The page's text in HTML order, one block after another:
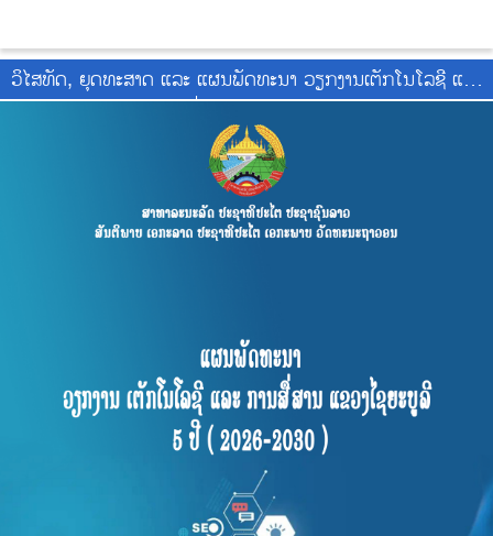
ວິໄສທັດ, ຍຸດທະສາດ ແລະ ແຜນພັດທະນາ ວຽກງານເຕັກໂນໂລຊີ ແລະ
ການສື່ສານ ແຂວງໄຊຍະບູລີ